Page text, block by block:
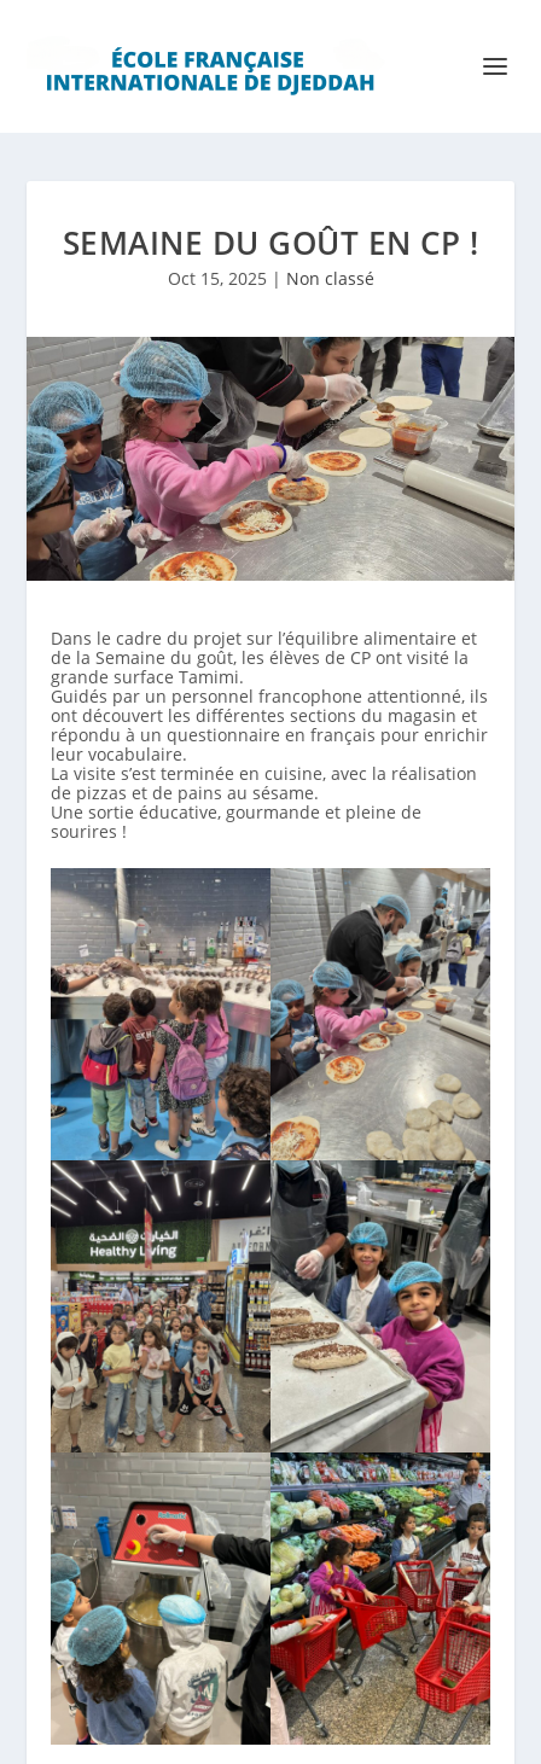
SEMAINE DU GOÛT EN CP !
Oct 15, 2025 | Non classé
Dans le cadre du projet sur l’équilibre alimentaire et
de la Semaine du goût, les élèves de CP ont visité la
grande surface Tamimi.
Guidés par un personnel francophone attentionné, ils
ont découvert les différentes sections du magasin et
répondu à un questionnaire en français pour enrichir
leur vocabulaire.
La visite s’est terminée en cuisine, avec la réalisation
de pizzas et de pains au sésame.
Une sortie éducative, gourmande et pleine de
sourires !